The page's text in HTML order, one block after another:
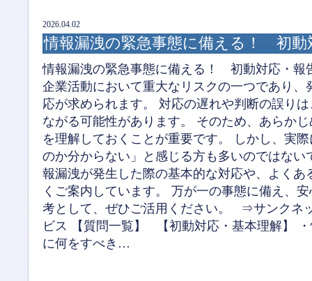
2026.04.02
情報漏洩の緊急事態に備える！ 初動
情報漏洩の緊急事態に備える！ 初動対応・報
企業活動において重大なリスクの一つであり、
応が求められます。 対応の遅れや判断の誤り
ながる可能性があります。 そのため、あらか
を理解しておくことが重要です。 しかし、実
のか分からない」と感じる方も多いのではない
報漏洩が発生した際の基本的な対応や、よくあ
くご案内しています。 万が一の事態に備え、
考として、ぜひご活用ください。 ⇒サンクネ
ビス 【質問一覧】 【初動対応・基本理解】
に何をすべき…